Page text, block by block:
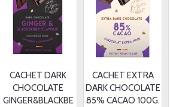
CACHET DARK
CHOCOLATE
GINGER&BLACKBE
CACHET EXTRA
DARK CHOCOLATE
85% CACAO 100G.